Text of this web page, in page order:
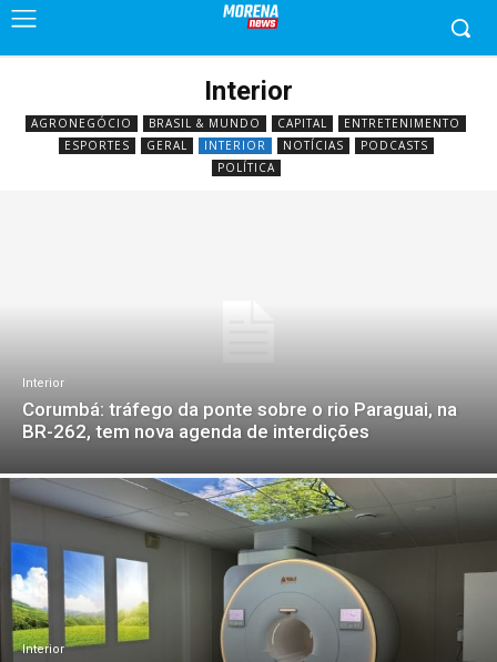
Interior
AGRONEGÓCIO BRASIL & MUNDO CAPITAL
ENTRETENIMENTO
ESPORTES
GERAL INTERIOR NOTÍCIAS
PODCASTS
POLÍTICA
Interior
Corumbá: tráfego da ponte sobre o rio Paraguai, na
BR-262, tem nova agenda de interdições
Interior